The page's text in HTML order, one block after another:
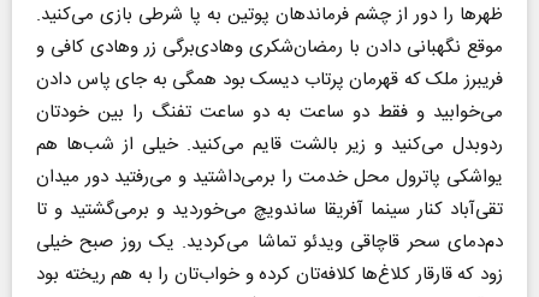
ظهرها را دور از چشم فرماند‌هان پوتین به پا شرطی بازی می‌کنید.
موقع نگهبانی دادن با رمضان‌شکری و‌هادی‌برگی زر و‌هادی کافی و
فریبرز ‌ملک که قهرمان پرتاب دیسک بود همگی به جای پاس دادن
می‌خوابید و فقط دو ساعت به دو ساعت تفنگ را بین خودتان
ردوبدل می‌کنید و زیر بالشت قایم می‌کنید. خیلی از شب‌ها هم
یواشکی پاترول محل خدمت را بر‌می‌داشتید و می‌رفتید دور میدان
تقی‌آباد کنار سینما آفریقا ساندویچ می‌خوردید و برمی‌گشتید و تا
دم‌دمای سحر قاچاقی ویدئو تماشا می‌کردید. یک روز صبح خیلی
زود که قارقار کلاغ‌ها کلافه‌تان کرده و خواب‌تان را به هم ریخته بود